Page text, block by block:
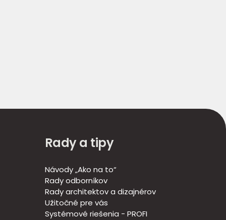
Rady a tipy
Návody „Ako na to“
Rady odborníkov
Rady architektov a dizajnérov
Užitočné pre vás
Systémové riešenia - PROFI